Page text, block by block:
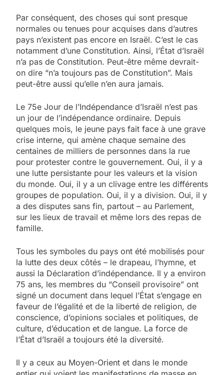
Par conséquent, des choses qui sont presque
normales ou tenues pour acquises dans d’autres
pays n’existent pas encore en Israël. C’est le cas
notamment d’une Constitution. Ainsi, l’État d’Israël
n’a pas de Constitution. Peut-être même devrait-
on dire “n’a toujours pas de Constitution”. Mais
peut-être aussi qu’elle n’en aura jamais.
Le 75e Jour de l’Indépendance d’Israël n’est pas
un jour de l’indépendance ordinaire. Depuis
quelques mois, le jeune pays fait face à une grave
crise interne, qui amène chaque semaine des
centaines de milliers de personnes dans la rue
pour protester contre le gouvernement. Oui, il y a
une lutte persistante pour les valeurs et la vision
du monde. Oui, il y a un clivage entre les différents
groupes de population. Oui, il y a division. Oui, il y
a des disputes sans fin, partout – au Parlement,
sur les lieux de travail et même lors des repas de
famille.
Tous les symboles du pays ont été mobilisés pour
la lutte des deux côtés – le drapeau, l’hymne, et
aussi la Déclaration d’indépendance. Il y a environ
75 ans, les membres du “Conseil provisoire” ont
signé un document dans lequel l’État s’engage en
faveur de l’égalité et de la liberté de religion, de
conscience, d’opinions sociales et politiques, de
culture, d’éducation et de langue. La force de
l’État d’Israël a toujours été la diversité.
Il y a ceux au Moyen-Orient et dans le monde